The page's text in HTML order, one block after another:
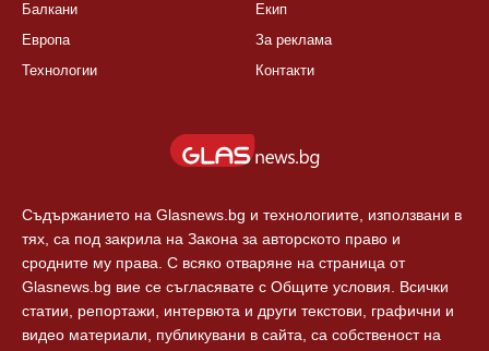
Балкани
Европа
Технологии
Екип
За реклама
Контакти
Съдържанието на Glasnews.bg и технологиите, използвани в
тях, са под закрила на Закона за авторското право и
сродните му права. С всяко отваряне на страница от
Glasnews.bg вие се съгласявате с Общите условия. Всички
статии, репортажи, интервюта и други текстови, графични и
видео материали, публикувани в сайта, са собственост на